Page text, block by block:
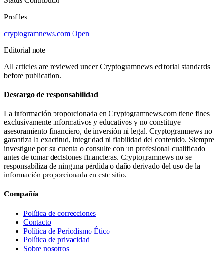
Profiles
cryptogramnews.com Open
Editorial note
All articles are reviewed under Cryptogramnews editorial standards
before publication.
Descargo de responsabilidad
La información proporcionada en Cryptogramnews.com tiene fines
exclusivamente informativos y educativos y no constituye
asesoramiento financiero, de inversión ni legal. Cryptogramnews no
garantiza la exactitud, integridad ni fiabilidad del contenido. Siempre
investigue por su cuenta o consulte con un profesional cualificado
antes de tomar decisiones financieras. Cryptogramnews no se
responsabiliza de ninguna pérdida o daño derivado del uso de la
información proporcionada en este sitio.
Compañía
Política de correcciones
Contacto
Política de Periodismo Ético
Política de privacidad
Sobre nosotros